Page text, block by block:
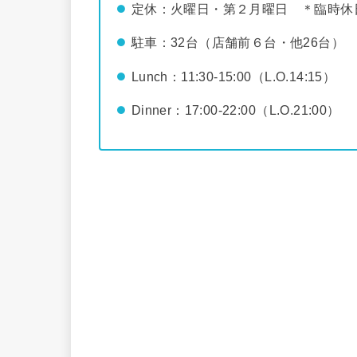
定休：火曜日・第２月曜日 ＊臨時休
駐車：32台（店舗前６台・他26台）
Lunch：11:30-15:00（L.O.14:15）
Dinner：17:00-22:00（L.O.21:00）